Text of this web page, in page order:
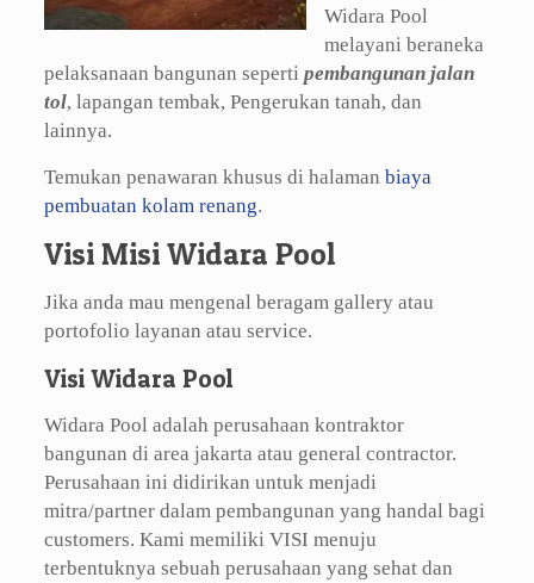
Widara Pool
melayani beraneka
pelaksanaan bangunan seperti pembangunan jalan
tol, lapangan tembak, Pengerukan tanah, dan
lainnya.
Temukan penawaran khusus di halaman biaya
pembuatan kolam renang.
Visi Misi Widara Pool
Jika anda mau mengenal beragam gallery atau
portofolio layanan atau service.
Visi Widara Pool
Widara Pool adalah perusahaan kontraktor
bangunan di area jakarta atau general contractor.
Perusahaan ini didirikan untuk menjadi
mitra/partner dalam pembangunan yang handal bagi
customers. Kami memiliki VISI menuju
terbentuknya sebuah perusahaan yang sehat dan